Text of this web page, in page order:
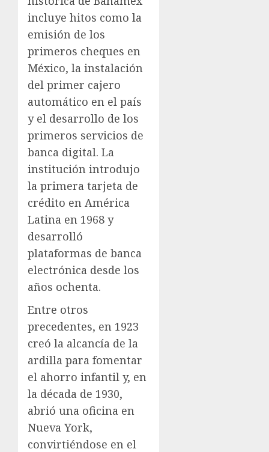
incluye hitos como la
emisión de los
primeros cheques en
México, la instalación
del primer cajero
automático en el país
y el desarrollo de los
primeros servicios de
banca digital. La
institución introdujo
la primera tarjeta de
crédito en América
Latina en 1968 y
desarrolló
plataformas de banca
electrónica desde los
años ochenta.
Entre otros
precedentes, en 1923
creó la alcancía de la
ardilla para fomentar
el ahorro infantil y, en
la década de 1930,
abrió una oficina en
Nueva York,
convirtiéndose en el